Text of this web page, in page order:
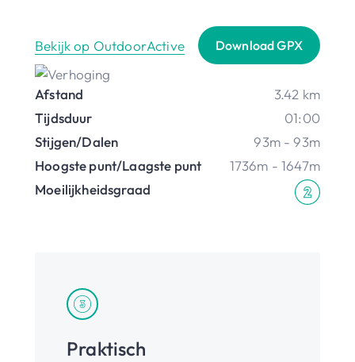
Bekijk op OutdoorActive Download GPX
Afstand
3.42 km
Tijdsduur
01:00
Stijgen/Dalen
93m - 93m
Hoogste punt/Laagste punt
1736m - 1647m
Moeilijkheidsgraad
Praktisch